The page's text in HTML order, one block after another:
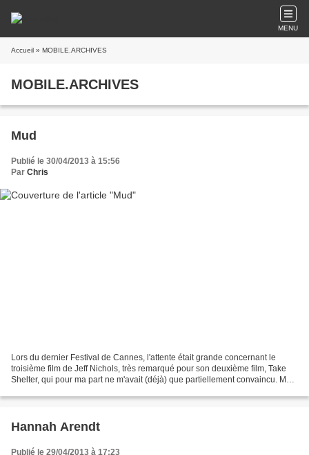
MENU
Accueil » MOBILE.ARCHIVES
MOBILE.ARCHIVES
Mud
Publié le 30/04/2013 à 15:56
Par Chris
Lors du dernier Festival de Cannes, l'attente était grande concernant le
troisième film de Jeff Nichols, très remarqué pour son deuxième film, Take
Shelter, qui pour ma part ne m'avait (déjà) que partiellement convaincu. Mud
Hannah Arendt
Publié le 29/04/2013 à 17:23